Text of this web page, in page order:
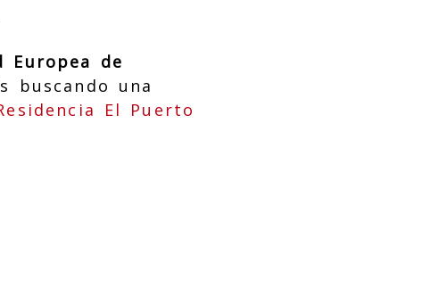
Europea de
buscando una
El Puerto